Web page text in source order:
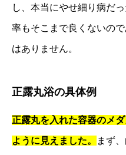
し、本当にやせ細り病だ
率もそこまで良くないの
はありません。
正露丸浴の具体例
正露丸を入れた容器のメ
ように見えました。 まず